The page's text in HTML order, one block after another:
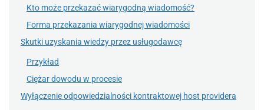
Kto może przekazać wiarygodną wiadomość?
Forma przekazania wiarygodnej wiadomości
Skutki uzyskania wiedzy przez usługodawcę
Przykład
Ciężar dowodu w procesie
Wyłączenie odpowiedzialności kontraktowej host providera